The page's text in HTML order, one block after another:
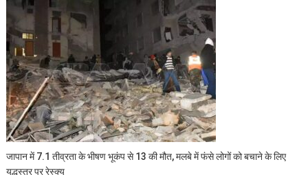
जापान में 7.1 तीव्रता के भीषण भूकंप से 13 की मौत, मलबे में फंसे लोगों को बचाने के लिए
युद्धस्तर पर रेस्क्यू